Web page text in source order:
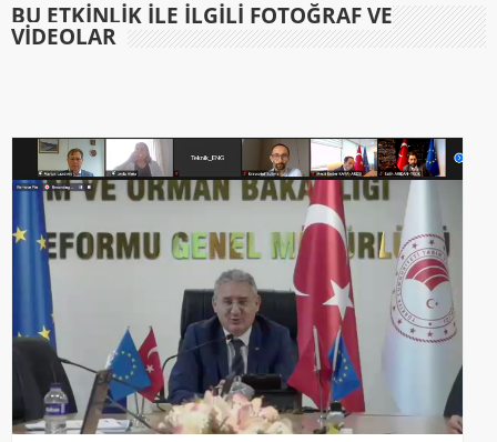
BU ETKINLIK ILE İLGILI FOTOĞRAF VE
VIDEOLAR